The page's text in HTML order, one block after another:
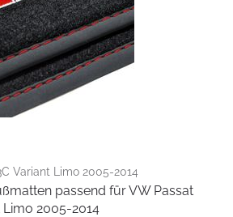
Variant Limo 2005-2014
passend für VW Passat
Limo 2005-2014